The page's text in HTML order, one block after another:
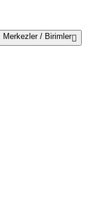
Merkezler / Birimler